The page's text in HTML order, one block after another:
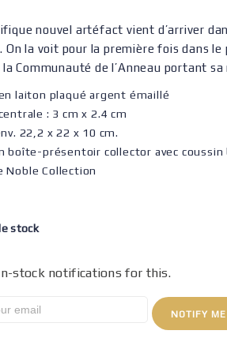
nouvel artéfact vient d’arriver
On la voit pour la première fois dans
Communauté de l’Anneau portant
laiton plaqué argent émaillé
: 3 cm x 2.4 cm
22,2 x 22 x 10 cm.
boîte-présentoir collector avec coussin
Noble Collection
stock
stock notifications for this.
NOTIFY ME